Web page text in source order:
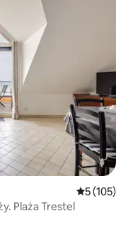
gości
Średnia
5 (105)
Plaża Trestel